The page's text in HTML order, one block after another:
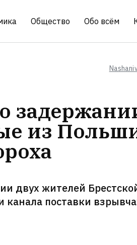
Общество Обо всём
из
двух жителей
канала поставки